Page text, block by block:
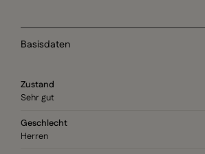
Basisdaten
Zustand
Sehr gut
Geschlecht
Herren